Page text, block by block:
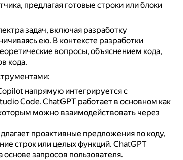
предлагая готовые строки или блоки
задач, включая разработку
ею. В контексте разработки
вопросы, объяснением кода,
кода.
напрямую интегрируется с
Code. ChatGPT работает в основном как
можно взаимодействовать через
проактивные предложения по коду,
строк или целых функций. ChatGPT
запросов пользователя.